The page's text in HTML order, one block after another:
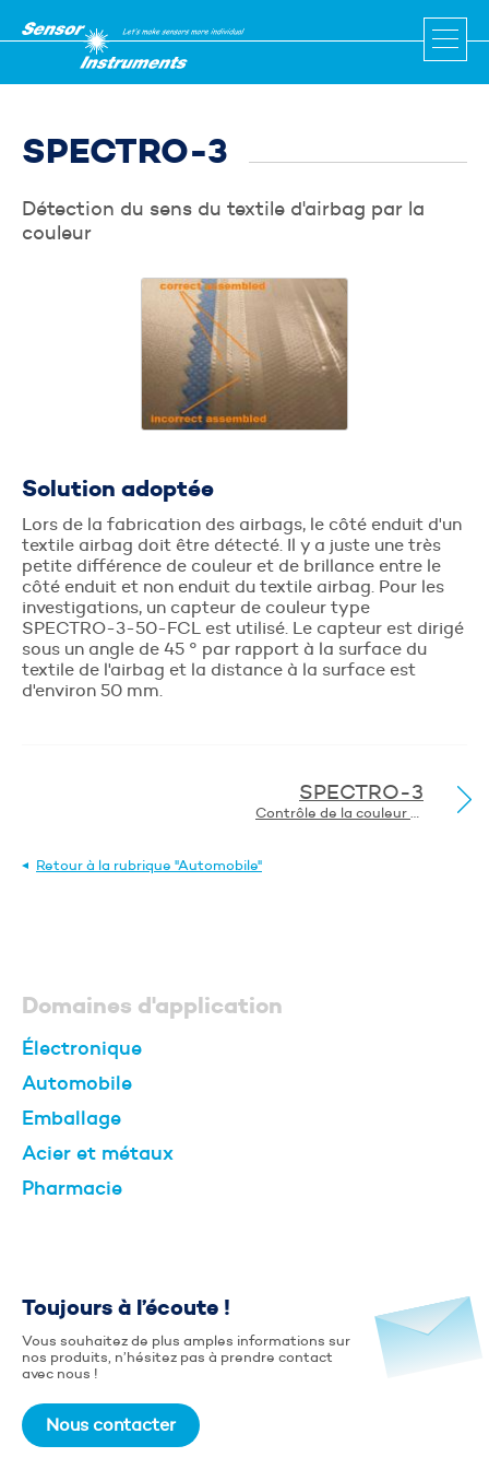
Être rappelé par un conseiller
Votre nom et prénom
Envoyer
SPECTRO-3
Détection du sens du textile d'airbag par la
couleur
Solution adoptée
Lors de la fabrication des airbags, le côté enduit d'un
textile airbag doit être détecté. Il y a juste une très
petite différence de couleur et de brillance entre le
côté enduit et non enduit du textile airbag. Pour les
investigations, un capteur de couleur type
SPECTRO-3-50-FCL est utilisé. Le capteur est dirigé
sous un angle de 45 ° par rapport à la surface du
textile de l'airbag et la distance à la surface est
d'environ 50 mm.
SPECTRO-3
Retour à la rubrique "Automobile"
Domaines d'application
Électronique
Automobile
Emballage
Acier et métaux
Pharmacie
Toujours à l’écoute !
Vous souhaitez de plus amples informations sur
nos produits, n’hésitez pas à prendre contact
avec nous !
Nous contacter